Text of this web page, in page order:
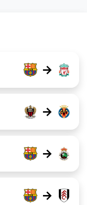
→
→
→
→